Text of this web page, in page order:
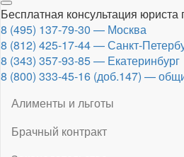
Toggle
navigation
Бесплатная консультация юриста
8 (495) 137-79-30 — Москва
8 (812) 425-17-44 — Санкт-
8 (343) 357-93-85 — Екатеринбург
8 (800) 333-45-16 (доб.147) —
Алименты и льготы
Брачный контракт